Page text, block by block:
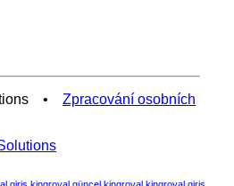
• Zpracování osobních